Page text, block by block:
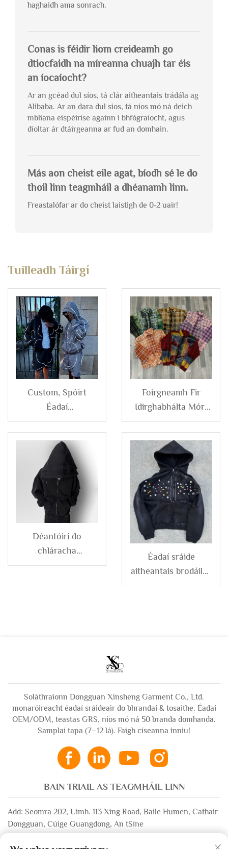
haghaidh ama sonrach.
Conas is féidir liom creideamh go
dtiocfaidh na míreanna chuajh tar éis
an íocaíocht?
Ar an gcéad dul síos, tá clár aitheantais trádála ag
Alibaba. Ar an dara dul síos, tá níos mó ná deich
mbliana eispéirise againn i bhfógraíocht, agus
díoltar ár dtáirgeanna ar fud an domhain.
Más aon cheist eile agat, bíodh sé le do
thoil linn teagmháil a dhéanamh linn.
Freastalófar ar do cheist laistigh de 0-2 uair!
Tuilleadh Táirgí
Custom, Spóirt
Éadaí
Neamhghabhálach
Léirithe Zip suas
Polaiteastair Nílón,
Windbreaker Léine
agus Gearrsciancair,
Tracksuit
Foirgneamh Fir
Idirghabhálta Mór-
Than-Athruithe Tír
na nÓg Áit Oscailte
Plaid Cnaipe Crú
Cótún Rhinestone
Long Sleeve Shirts
Man
Déantóirí do
chláracha
aitheantais dubhleat
Éadaí sráide
aitheantais brodáilse
tromshleasaigh,
Soláthraíonn Dongguan Xinsheng Garment Co., Ltd.
monaróireacht éadaí sráideair do bhrandaí & tosaithe. Éadaí
OEM/ODM, teastas GRS, níos mó ná 50 branda domhanda.
Samplaí tapa (7–12 lá). Faigh císeanna inniu!
BAIN TRIAIL AS TEAGMHÁIL LINN
Add: Seomra 202, Uimh. 113 Xing Road, Baile Humen, Cathair
Dongguan, Cúige Guangdong, An tSíne